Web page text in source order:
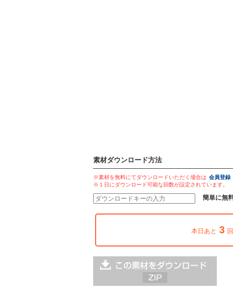
素材ダウンロード方法
※素材を無料にてダウンロードいただく場合は 会員登録
※１日にダウンロード可能な回数が設定されています。
簡単に無
本日あと 3